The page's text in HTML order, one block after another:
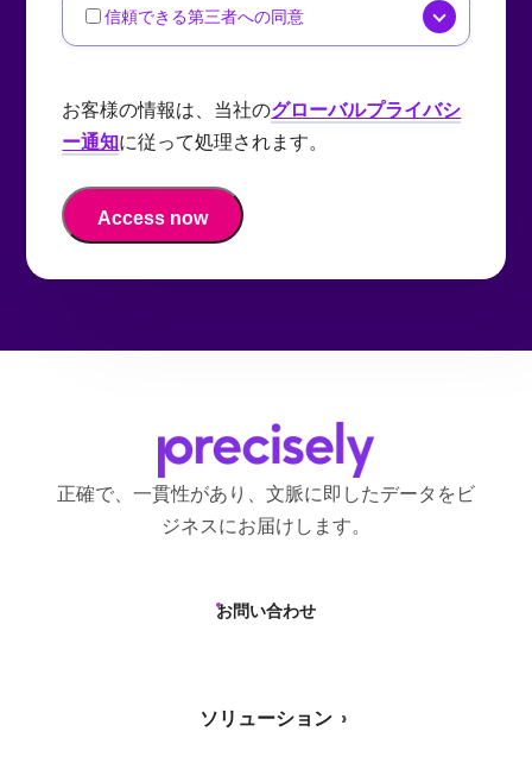
からニュースレター、製品アップ
デート、業界コンテンツ、イベン
ュニケーションをEメールで受け取
ることに同意します。受信したEメ
用するか、Preciselyのプライバシ
ーウェブフォーム
トを送信することで、いつでも同
Third-
Party
Sharing
信頼できる第三者への同意
ナーと、オファー、プロモーショ
ン、および製品やサービスに関す
る情報を送信する目的で私の個人
データを共有することに同意しま
す。Preciselyのプライバシーウェ
ブフォーム
からリクエストを送
り消すことができることを理解し
お客様の情報は、当社のグローバルプライバシ
ー通知に従って処理されます。
正確で、一貫性があり、文脈に即したデータをビ
ジネスにお届けします。
お問い合わせ
ソリューション